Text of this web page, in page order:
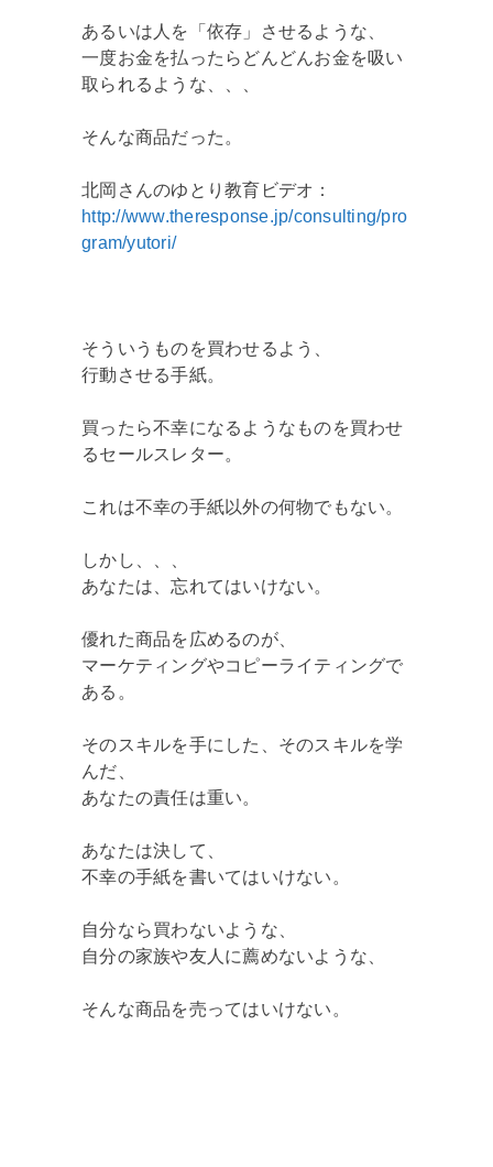
あるいは人を「依存」させるような、
一度お金を払ったらどんどんお金を吸い
取られるような、、、
そんな商品だった。
北岡さんのゆとり教育ビデオ：
http://www.theresponse.jp/consulting/pro
gram/yutori/
そういうものを買わせるよう、
行動させる手紙。
買ったら不幸になるようなものを買わせ
るセールスレター。
これは不幸の手紙以外の何物でもない。
しかし、、、
あなたは、忘れてはいけない。
優れた商品を広めるのが、
マーケティングやコピーライティングで
ある。
そのスキルを手にした、そのスキルを学
んだ、
あなたの責任は重い。
あなたは決して、
不幸の手紙を書いてはいけない。
自分なら買わないような、
自分の家族や友人に薦めないような、
そんな商品を売ってはいけない。